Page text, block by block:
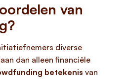
van
diverse
dan alleen financiële
betekenis van